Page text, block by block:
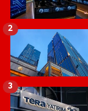
2
3